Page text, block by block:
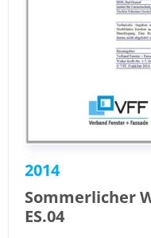
2014
Sommerlicher
ES.04